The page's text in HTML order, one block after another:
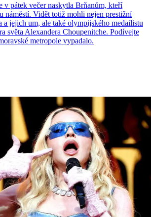
v pátek večer naskytla Brňanům, kteří
náměstí. Vidět totiž mohli nejen prestižní
a jejich um, ale také olympijského medailistu
světa Alexandera Choupenitche. Podívejte
metropole vypadalo.